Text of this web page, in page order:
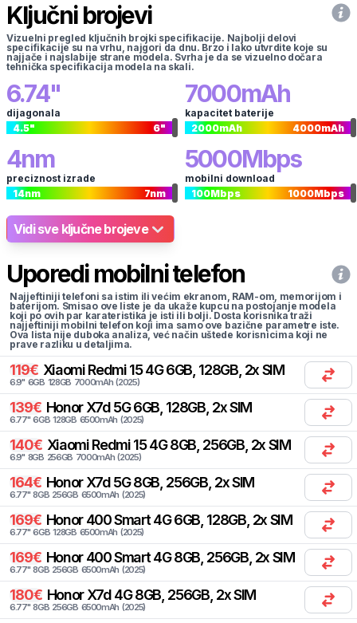
Ključni brojevi
Vizuelni pregled ključnih brojki specifikacije. Najbolji delovi
specifikacije su na vrhu, najgori da dnu. Brzo i lako utvrdite koje su
najjače i najslabije strane modela. Svrha je da se vizuelno dočara
tehnička specifikacija modela na skali.
6.74"
dijagonala
4.5" 6"
7000mAh
kapacitet baterije
2000mAh 4000mAh
4nm
preciznost izrade
14nm 7nm
5000Mbps
mobilni download
100Mbps 1000Mbps
Vidi sve ključne brojeve
Uporedi mobilni telefon
Najjeftiniji telefoni sa istim ili većim ekranom, RAM-om, memorijom i
baterijom. Smisao ove liste je da ukaže kupcu na postojanje modela
koji po ovih par karateristika je isti ili bolji. Dosta korisnika traži
najjeftiniji mobilni telefon koji ima samo ove bazične parametre iste.
Ova lista nije duboka analiza, već način uštede korisnicima koji ne
prave razliku u detaljima.
119€ Xiaomi Redmi 15 4G 6GB, 128GB, 2x SIM
6.9" 6GB 128GB 7000mAh (2025)
139€ Honor X7d 5G 6GB, 128GB, 2x SIM
6.77" 6GB 128GB 6500mAh (2025)
140€ Xiaomi Redmi 15 4G 8GB, 256GB, 2x SIM
6.9" 8GB 256GB 7000mAh (2025)
164€ Honor X7d 5G 8GB, 256GB, 2x SIM
6.77" 8GB 256GB 6500mAh (2025)
169€ Honor 400 Smart 4G 6GB, 128GB, 2x SIM
6.77" 6GB 128GB 6500mAh (2025)
169€ Honor 400 Smart 4G 8GB, 256GB, 2x SIM
6.77" 8GB 256GB 6500mAh (2025)
180€ Honor X7d 4G 8GB, 256GB, 2x SIM
6.77" 8GB 256GB 6500mAh (2025)